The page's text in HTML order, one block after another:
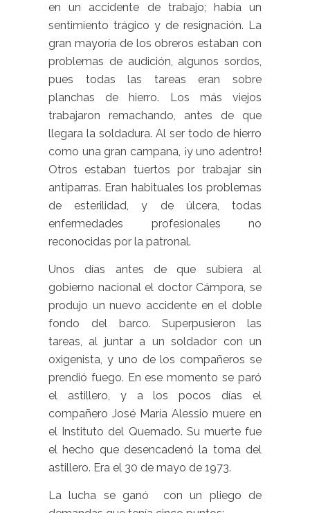
en un accidente de trabajo; había un
sentimiento trágico y de resignación. La
gran mayoría de los obreros estaban con
problemas de audición, algunos sordos,
pues todas las tareas eran sobre
planchas de hierro. Los más viejos
trabajaron remachando, antes de que
llegara la soldadura. Al ser todo de hierro
como una gran campana, ¡y uno adentro!
Otros estaban tuertos por trabajar sin
antiparras. Eran habituales los problemas
de esterilidad, y de úlcera, todas
enfermedades profesionales no
reconocidas por la patronal.
Unos días antes de que subiera al
gobierno nacional el doctor Cámpora, se
produjo un nuevo accidente en el doble
fondo del barco. Superpusieron las
tareas, al juntar a un soldador con un
oxigenista, y uno de los compañeros se
prendió fuego. En ese momento se paró
el astillero, y a los pocos días el
compañero José María Alessio muere en
el Instituto del Quemado. Su muerte fue
el hecho que desencadenó la toma del
astillero. Era el 30 de mayo de 1973.
La lucha se ganó con un pliego de